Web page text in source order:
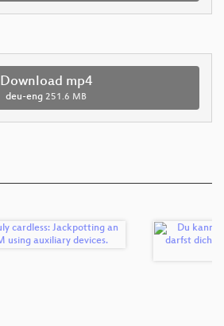
Download mp4
deu-eng 251.6 MB